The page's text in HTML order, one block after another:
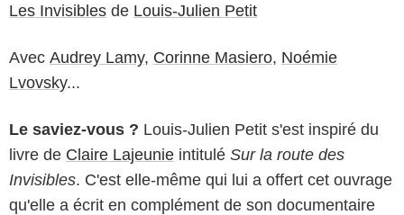
Les Invisibles de Louis-Julien Petit
Avec Audrey Lamy, Corinne Masiero, Noémie
Lvovsky...
Le saviez-vous ? Louis-Julien Petit s'est inspiré du
livre de Claire Lajeunie intitulé Sur la route des
Invisibles. C'est elle-même qui lui a offert cet ouvrage
qu'elle a écrit en complément de son documentaire